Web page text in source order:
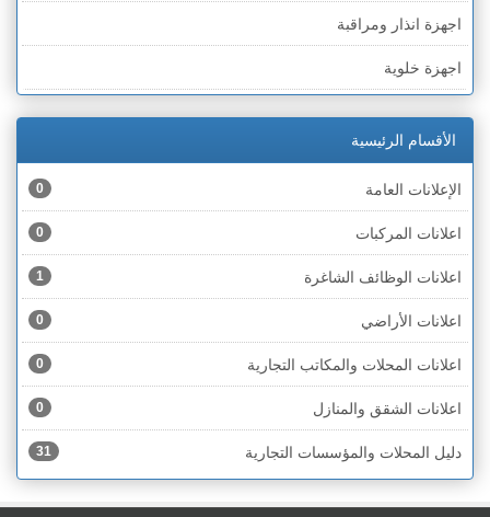
الخط الأخضر » رهط
الخط الأخضر » أم الفحم
الخط الأخضر » الناصرة
الخط الأخضر » عكا ونهاريا
الخط الأخضر » الجليل
الخط الأخضر » مرج ابن عامر
الخط الأخضر » البطوف
الخط الأخضر » الجولان
الخط الأخضر » الشارون
الخط الأخضر » القدس
اجهزة انذار ومراقبة
اجهزة خلوية
اجهزة كهربائية
اجهزة مكتبية
احذية
اختام
اخشاب
ادوات رياضية
ادوات صحية
ادوات كهربائية
ادوات منزلية
الأقسام الرئيسية
الإعلانات العامة 0
اعلانات المركبات 0
اعلانات الوظائف الشاغرة 1
اعلانات الأراضي 0
اعلانات المحلات والمكاتب التجارية 0
اعلانات الشقق والمنازل 0
دليل المحلات والمؤسسات التجارية 31